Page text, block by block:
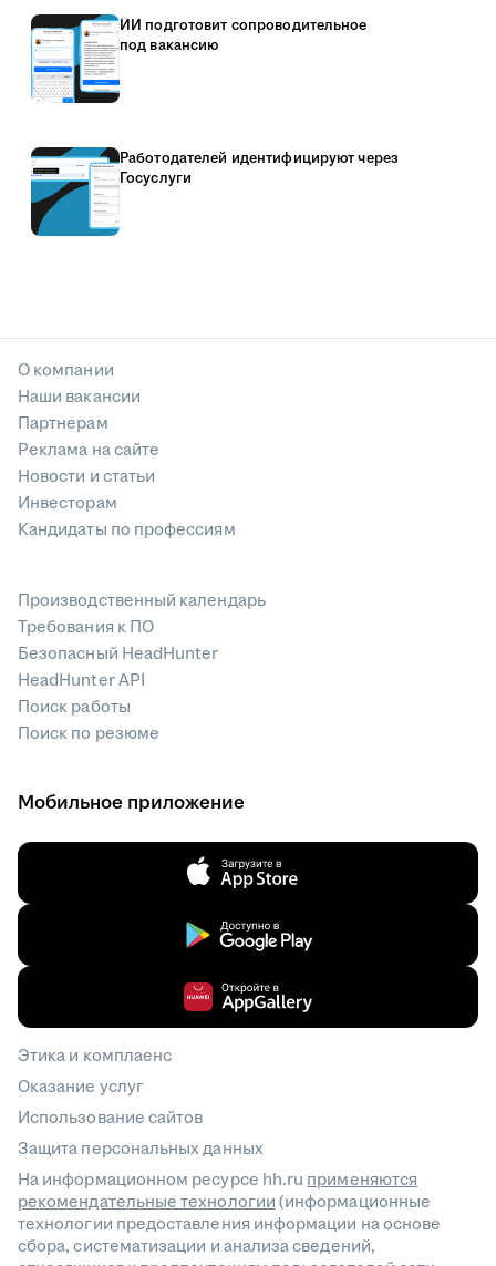
ИИ подготовит сопроводительное
под вакансию
Работодателей идентифицируют через
Госуслуги
О компании
Наши вакансии
Партнерам
Реклама на сайте
Новости и статьи
Инвесторам
Кандидаты по профессиям
Производственный календарь
Требования к ПО
Безопасный HeadHunter
HeadHunter API
Поиск работы
Поиск по резюме
Мобильное приложение
Этика и комплаенс
Оказание услуг
Использование сайтов
Защита персональных данных
На информационном ресурсе hh.ru применяются
рекомендательные технологии(информационные
технологии предоставления информации на основе
сбора, систематизации и анализа сведений,